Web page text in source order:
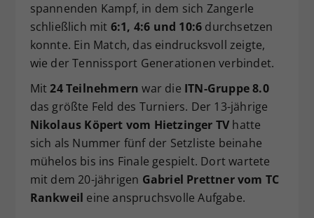
spannenden Kampf, in dem sich Zangerle
schließlich mit 6:1, 4:6 und 10:6 durchsetzen
konnte. Ein Match, das eindrucksvoll zeigte,
wie der Tennissport Generationen verbindet.
Mit24 Teilnehmern war die ITN-Gruppe 8.0
das größte Feld des Turniers. Der 13-jährige
Nikolaus Köpert vom Hietzinger TV hatte
sich als Nummer fünf der Setzliste beinahe
mühelos bis ins Finale gespielt. Dort wartete
mit dem 20-jährigen Gabriel Prettner vom TC
Rankweil eine anspruchsvolle Aufgabe.